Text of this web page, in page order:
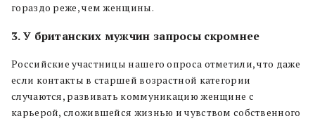
гораздо реже, чем женщины.
3. У британских мужчин запросы скромнее
Российские участницы нашего опроса отметили, что даже
если контакты в старшей возрастной категории
случаются, развивать коммуникацию женщине с
карьерой, сложившейся жизнью и чувством собственного